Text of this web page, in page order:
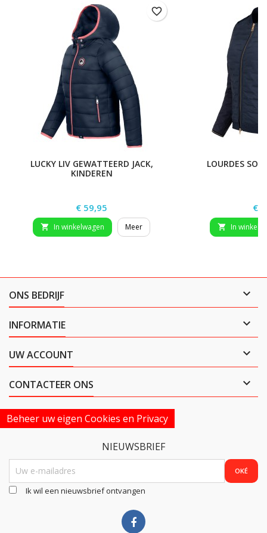
LUCKY LIV GEWATTEERD JACK,
KINDEREN
Prijs
€ 59,95
 In winkelwagen Meer
favorite_border
LOURDES
€
 In
ONS BEDRIJF 
INFORMATIE 
UW ACCOUNT 
CONTACTEER ONS 
Beheer uw eigen Cookies en Privacy
NIEUWSBRIEF
Ik wil een nieuwsbrief ontvangen